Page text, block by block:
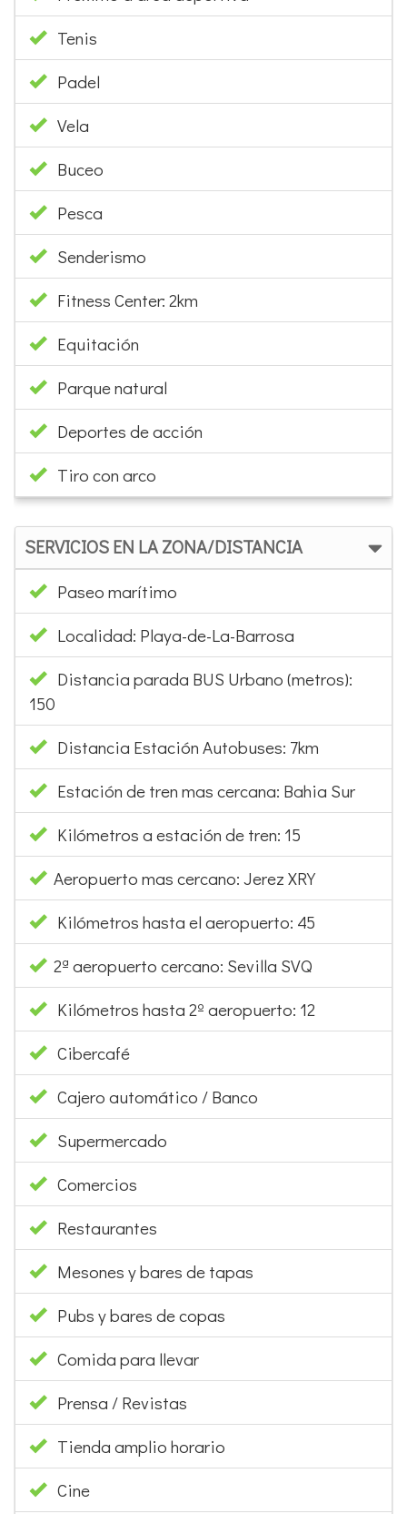
Tenis
Padel
Vela
Buceo
Pesca
Senderismo
Fitness Center: 2km
Equitación
Parque natural
Deportes de acción
Tiro con arco
SERVICIOS EN LA ZONA/DISTANCIA
Paseo marítimo
Localidad: Playa-de-La-Barrosa
Distancia parada BUS Urbano (metros):
150
Distancia Estación Autobuses: 7km
Estación de tren mas cercana: Bahia Sur
Kilómetros a estación de tren: 15
Aeropuerto mas cercano: Jerez XRY
Kilómetros hasta el aeropuerto: 45
2ª aeropuerto cercano: Sevilla SVQ
Kilómetros hasta 2º aeropuerto: 12
Cibercafé
Cajero automático / Banco
Supermercado
Comercios
Restaurantes
Mesones y bares de tapas
Pubs y bares de copas
Comida para llevar
Prensa / Revistas
Tienda amplio horario
Cine